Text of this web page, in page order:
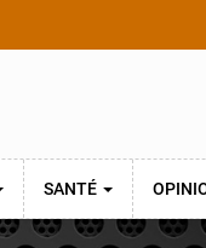
SANTÉ